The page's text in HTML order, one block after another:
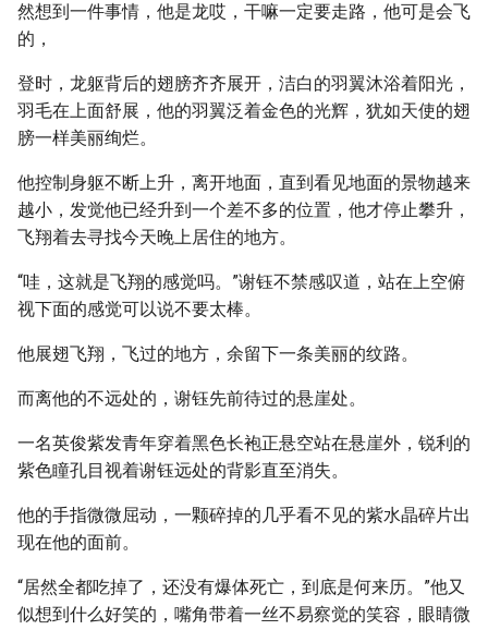
然想到一件事情，他是龙哎，干嘛一定要走路，他可是会飞
的，
登时，龙躯背后的翅膀齐齐展开，洁白的羽翼沐浴着阳光，
羽毛在上面舒展，他的羽翼泛着金色的光辉，犹如天使的翅
膀一样美丽绚烂。
他控制身躯不断上升，离开地面，直到看见地面的景物越来
越小，发觉他已经升到一个差不多的位置，他才停止攀升，
飞翔着去寻找今天晚上居住的地方。
“哇，这就是飞翔的感觉吗。”谢钰不禁感叹道，站在上空俯
视下面的感觉可以说不要太棒。
他展翅飞翔，飞过的地方，余留下一条美丽的纹路。
而离他的不远处的，谢钰先前待过的悬崖处。
一名英俊紫发青年穿着黑色长袍正悬空站在悬崖外，锐利的
紫色瞳孔目视着谢钰远处的背影直至消失。
他的手指微微屈动，一颗碎掉的几乎看不见的紫水晶碎片出
现在他的面前。
“居然全都吃掉了，还没有爆体死亡，到底是何来历。”他又
似想到什么好笑的，嘴角带着一丝不易察觉的笑容，眼睛微